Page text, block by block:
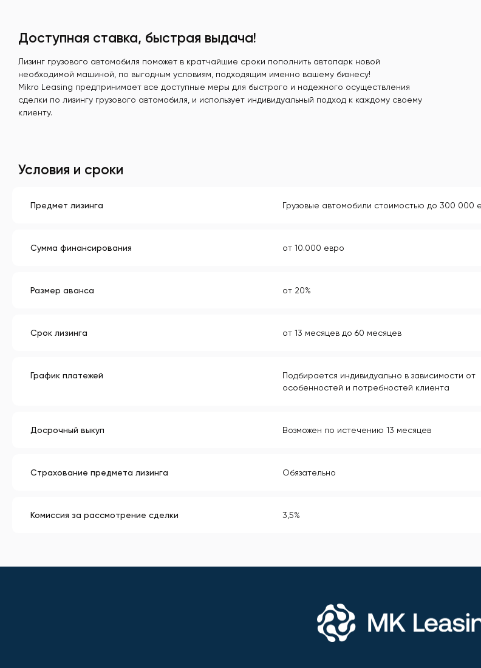
Доступная ставка, быстрая выдача!
Лизинг грузового автомобиля поможет в кратчайшие сроки пополнить автопарк новой
необходимой машиной, по выгодным условиям, подходящим именно вашему бизнесу!
Mikro Leasing предпринимает все доступные меры для быстрого и надежного осуществления
сделки по лизингу грузового автомобиля, и использует индивидуальный подход к каждому своему
клиенту.
Условия и сроки
Предмет лизинга Грузовые автомобили стоимостью до 300 000
Сумма финансирования от 10.000 евро
Размер аванса от 20%
Срок лизинга от 13 месяцев до 60 месяцев
График платежей
Подбирается индивидуально в зависимости от
особенностей и потребностей клиента
Досрочный выкуп Возможен по истечению 13 месяцев
Страхование предмета лизинга Обязательно
Комиссия за рассмотрение сделки 3,5%